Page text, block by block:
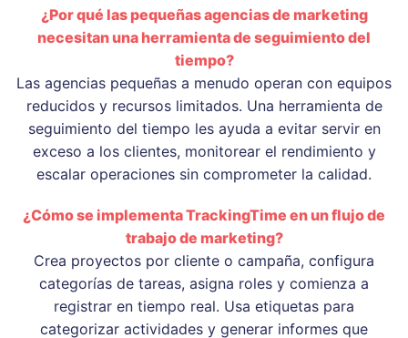
¿Por qué las pequeñas agencias de marketing
necesitan una herramienta de seguimiento del
tiempo?
Las agencias pequeñas a menudo operan con equipos
reducidos y recursos limitados. Una herramienta de
seguimiento del tiempo les ayuda a evitar servir en
exceso a los clientes, monitorear el rendimiento y
escalar operaciones sin comprometer la calidad.
¿Cómo se implementa TrackingTime en un flujo de
trabajo de marketing?
Crea proyectos por cliente o campaña, configura
categorías de tareas, asigna roles y comienza a
registrar en tiempo real. Usa etiquetas para
categorizar actividades y generar informes que